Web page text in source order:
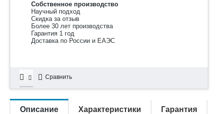
Собственное производство
Научный подход
Скидка за отзыв
Более 30 лет производства
Гарантия 1 год
Доставка по России и ЕАЭС
Сравнить
Описание Характеристики Гарантия